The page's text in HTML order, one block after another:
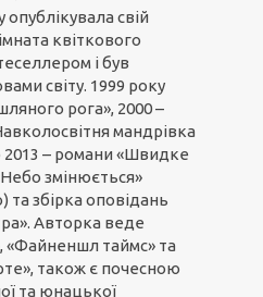
свій
квіткового
і був
світу. 1999 року
рога», 2000 –
мандрівка
2013 – романи «Швидке
змінюється»
збірка оповідань
Авторка веде
«Файненшл таймс» та
також є почесною
та юнацької